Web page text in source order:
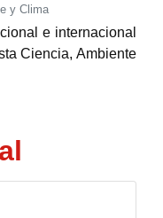
y Clima
e internacional
Ciencia, Ambiente